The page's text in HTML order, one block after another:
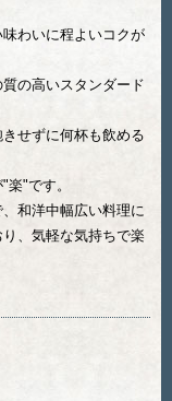
わいに程よいコクが
の高いスタンダード
せずに何杯も飲める
"です。
和洋中幅広い料理に
、気軽な気持ちで楽